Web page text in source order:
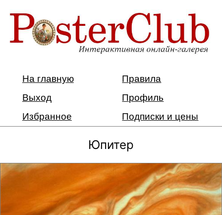
На главную
Правила
Выход
Профиль
Избранное
Подписки и цены
Юпитер